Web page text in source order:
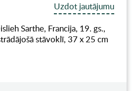
Uzdot jautājumu
Sarthe, Francija, 19. gs.,
stāvoklī, 37 x 25 cm